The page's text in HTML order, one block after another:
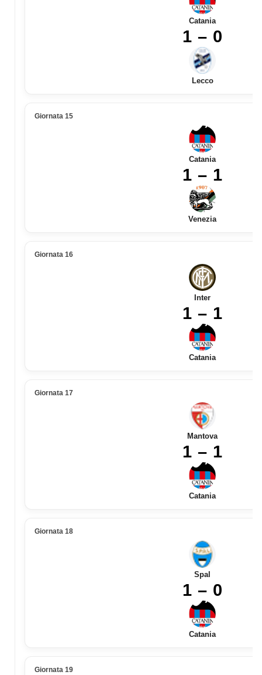
Catania
1 – 0
Lecco
Giornata 15
Catania
1 – 1
Venezia
Giornata 16
Inter
1 – 1
Catania
Giornata 17
Mantova
1 – 1
Catania
Giornata 18
Spal
1 – 0
Catania
Giornata 19